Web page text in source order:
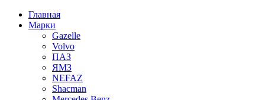
Главная
Марки
Gazelle
Volvo
ПАЗ
ЯМЗ
NEFAZ
Shacman